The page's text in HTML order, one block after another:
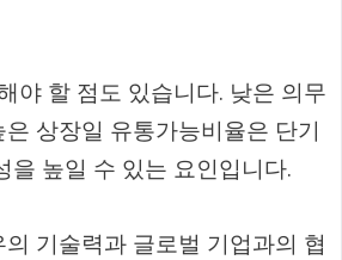
야 할 점도 있습니다. 낮은 의무
상장일 유통가능비율은 단기
을 높일 수 있는 요인입니다.
기술력과 글로벌 기업과의 협